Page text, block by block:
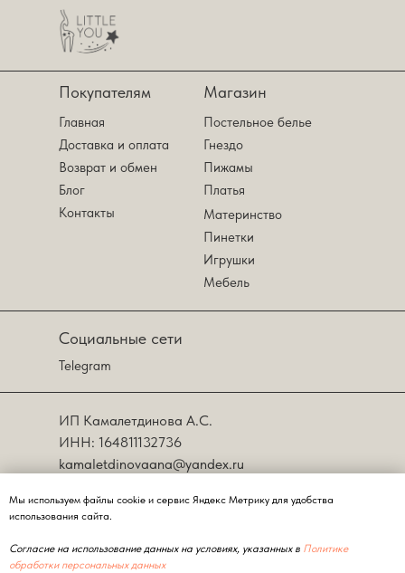
Главная
Доставка и оплата
Возврат и обмен
Блог
Контакты
Постельное белье
Гнездо
Пижамы
Платья
Материнство
Пинетки
Игрушки
Мебель
ИП Камалетдинова А.С.
ИНН: 164811132736
kamaletdinovaana@yandex.ru
персональных данных
Покупателям
Социальные сети
Telegram
Магазин
Мы используем файлы сооkіе и сервис Яндекс Метрику для удобства
использования сайта.
Согласие на использование данных на условиях, указанных в Политике
обработки персональных данных